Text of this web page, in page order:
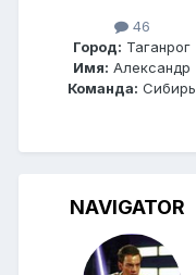
46
Город: Таганрог
Имя: Александр
Команда: Сибирь
NAVIGATOR